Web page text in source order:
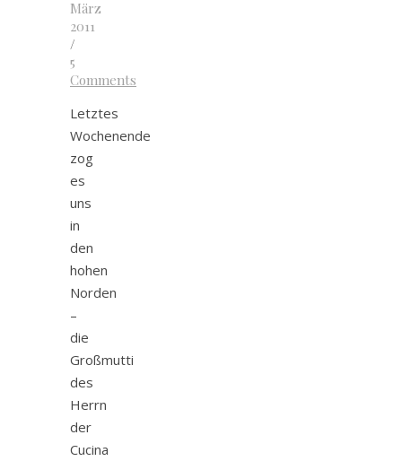
März
2011
/
5
Comments
Letztes
Wochenende
zog
es
uns
in
den
hohen
Norden
–
die
Großmutti
des
Herrn
der
Cucina